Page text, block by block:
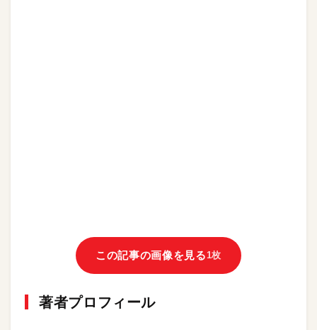
この記事の画像を見る1枚
著者プロフィール